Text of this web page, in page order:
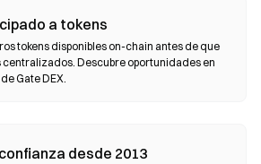
también ofrecen una pasarela de
comprar GAL con tarjeta de crédito
exchange. Asegúrate de respaldar bajo
y verifica las direcciones de los
(DEX)
a tokens
tokens disponibles on-chain antes de que
centralizados. Descubre oportunidades en
Gate DEX.
desde 2013